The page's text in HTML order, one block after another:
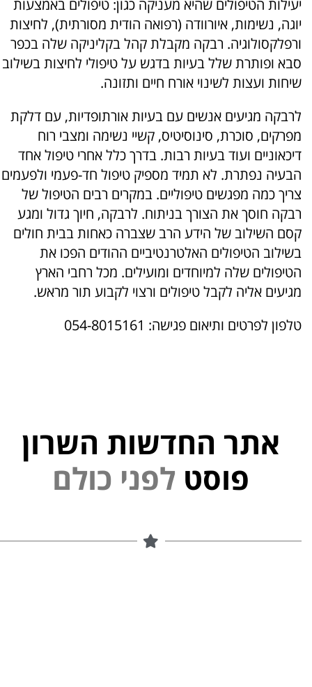
יעילות הטיפולים שהיא מעניקה כגון: טיפולים באמצעות
יוגה, נשימות, איורוודה (רפואה הודית מסורתית), לחיצות
ורפלקסולוגיה. רבקה מקבלת קהל בקליניקה שלה בכפר
סבא ופותרת שלל בעיות בדגש על טיפולי לחיצות בשילוב
שיחות ועצות לשינוי אורח חיים ותזונה.
לרבקה מגיעים אנשים עם בעיות אורתופדיות, עם דלקת
מפרקים, סוכרת, סינוסיטיס, קשיי נשימה ומצבי רוח
דיכאוניים ועוד בעיות רבות. בדרך כלל אחרי טיפול אחד
הבעיה נפתרת. לא תמיד מספיק טיפול חד-פעמי ולפעמים
צריך כמה מפגשים טיפוליים. במקרים רבים הטיפול של
רבקה חוסך את הצורך בניתוח. לרבקה, חיוך גדול ומגע
קסם השילוב של הידע הרב שצברה כאחות בבית חולים
בשילוב הטיפולים האלטרנטיביים ההודים הפכו את
הטיפולים שלה למיוחדים ומועילים. מכל רחבי הארץ
מגיעים אליה לקבל טיפולים ורצוי לקבוע תור מראש.
טלפון לפרטים ותיאום פגישה: 054-8015161
אתר החדשות השרון
פוסט